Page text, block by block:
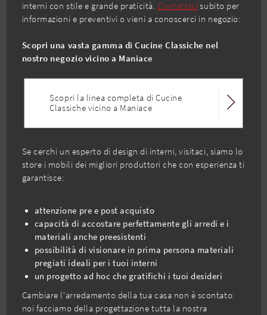
interni con stile e grande praticità. Contattacisubito per
informazioni e preventivi o vieni a conoscerci in negozio:
Scopri una vasta gamma di Cucine Classiche nel
nostro negozio vicino a Maniace
Scopri la linea completa di Cucine
Classiche vicino a Maniace
Se cerchi un esperto di design di interni, visitaci, siamo lo
store i mobili dei migliori produttori che con esperienza ti
garantisce:
attenzione pre e post acquisto
capacità di accostare perfettamente gli arredi e i
materiali anche preesistenti
possibilità di visionare in prima persona materiali
pregiati ideali per i tuoi interni
un progetto ad hoc che gratifichi i tuoi desideri
Cambiare l'arredamento della tua casa non è scontato:
noi facciamo della progettazione tutta la nostra